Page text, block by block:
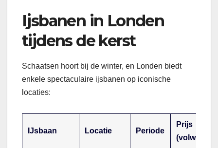
Ijsbanen in Londen
tijdens de kerst
Schaatsen hoort bij de winter, en Londen biedt
enkele spectaculaire ijsbanen op iconische
locaties:
IJsbaan Locatie Periode
Prijs